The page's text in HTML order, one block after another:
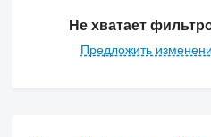
Не хватает
Предложить